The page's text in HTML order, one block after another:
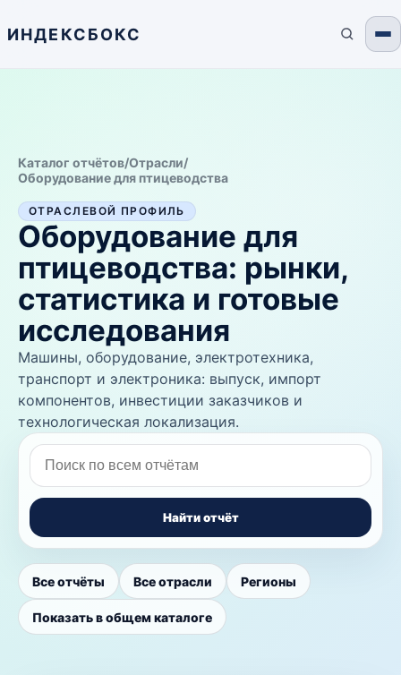
ИНДЕКСБОКС
Каталог отчётов/Отрасли/
Оборудование для птицеводства
ОТРАСЛЕВОЙ ПРОФИЛЬ
Оборудование для
птицеводства: рынки,
статистика и готовые
исследования
Машины, оборудование, электротехника,
транспорт и электроника: выпуск, импорт
компонентов, инвестиции заказчиков и
технологическая локализация.
Найти отчёт
Все отчёты Все отрасли Регионы
Показать в общем каталоге